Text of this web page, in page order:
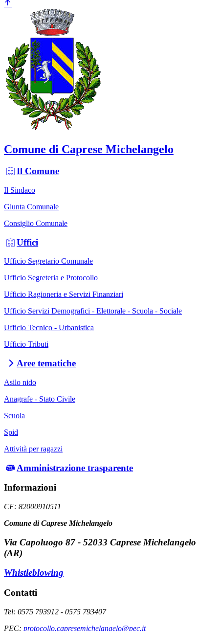
Comune di Caprese Michelangelo
Il Comune
Il Sindaco
Giunta Comunale
Consiglio Comunale
Uffici
Ufficio Segretario Comunale
Ufficio Segreteria e Protocollo
Ufficio Ragioneria e Servizi Finanziari
Ufficio Servizi Demografici - Elettorale - Scuola - Sociale
Ufficio Tecnico - Urbanistica
Ufficio Tributi
Aree tematiche
Asilo nido
Anagrafe - Stato Civile
Scuola
Spid
Attività per ragazzi
Amministrazione trasparente
Informazioni
CF: 82000910511
Comune di Caprese Michelangelo
Via Capoluogo 87 - 52033 Caprese Michelangelo
(AR)
Whistleblowing
Contatti
Tel: 0575 793912 - 0575 793407
PEC: protocollo.capresemichelangelo@pec.it